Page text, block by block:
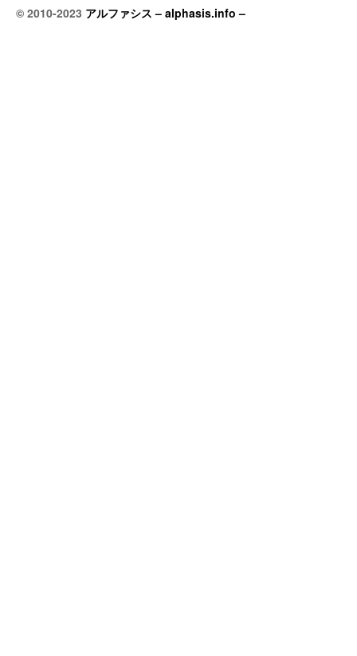
© 2010-2023 アルファシス – alphasis.info –